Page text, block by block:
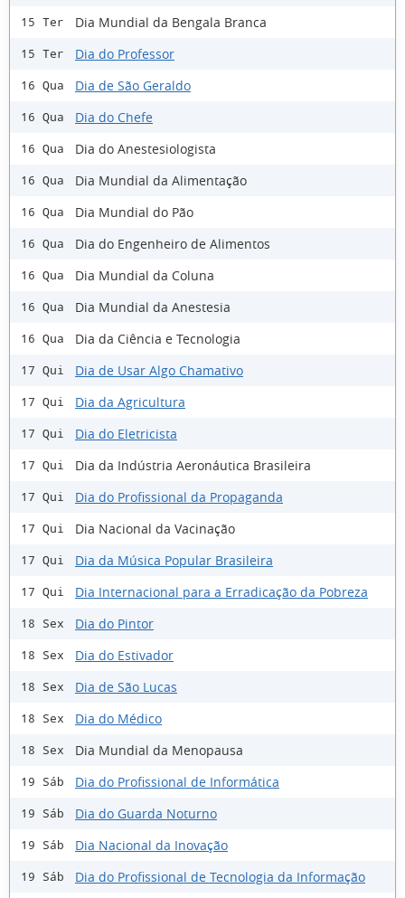
15 Ter Dia Mundial da Bengala Branca
15 Ter Dia do Professor
16 Qua Dia de São Geraldo
16 Qua Dia do Chefe
16 Qua Dia do Anestesiologista
16 Qua Dia Mundial da Alimentação
16 Qua Dia Mundial do Pão
16 Qua Dia do Engenheiro de Alimentos
16 Qua Dia Mundial da Coluna
16 Qua Dia Mundial da Anestesia
16 Qua Dia da Ciência e Tecnologia
17 Qui Dia de Usar Algo Chamativo
17 Qui Dia da Agricultura
17 Qui Dia do Eletricista
17 Qui Dia da Indústria Aeronáutica Brasileira
17 Qui Dia do Profissional da Propaganda
17 Qui Dia Nacional da Vacinação
17 Qui Dia da Música Popular Brasileira
17 Qui Dia Internacional para a Erradicação da Pobreza
18 Sex Dia do Pintor
18 Sex Dia do Estivador
18 Sex Dia de São Lucas
18 Sex Dia do Médico
18 Sex Dia Mundial da Menopausa
19 Sáb Dia do Profissional de Informática
19 Sáb Dia do Guarda Noturno
19 Sáb Dia Nacional da Inovação
19 Sáb Dia do Profissional de Tecnologia da Informação